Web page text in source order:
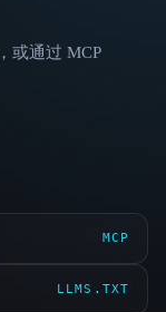
或通过 MCP
MCP
LLMS.TXT